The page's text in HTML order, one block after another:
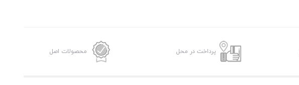
پرداخت در محل محصولات اصل